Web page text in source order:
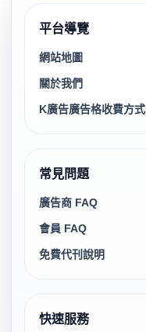
平台導覽
網站地圖
關於我們
K廣告廣告格收費方式
常見問題
廣告商 FAQ
會員 FAQ
免費代刊說明
快速服務